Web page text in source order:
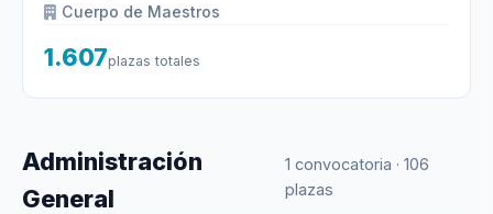
Cuerpo de Maestros
1.607plazas totales
Administración
General
1 convocatoria · 106
plazas